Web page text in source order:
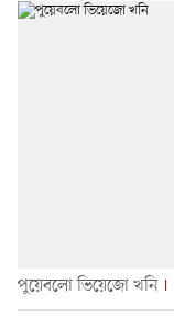
পুয়েবলো ভিয়েজো খনি